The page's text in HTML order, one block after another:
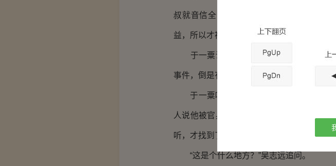
叔就音信全无，本来我们都以为他凶多吉
益，所以才被人加害。”
于一粟说到这里，吴志远联想起了张大
事件，倒是有可能因此而惹祸上身。
于一粟叹了口气，继续回忆道：“没想到
人说他被官兵抓到了北京城菩陀峪，我师
听，才找到了菩陀峪这个地方。”
“这是个什么地方？”吴志远追问。